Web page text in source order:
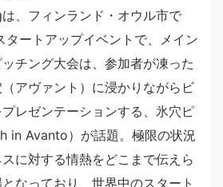
、フィンランド・オウル市で
タートアップイベントで、メイン
チング大会は、参加者が凍った
アヴァント）に浸かりながらビ
レゼンテーションする、氷穴ピ
in Avanto）が話題。極限の状況
に対する情熱をどこまで伝えら
なっており、世界中のスタート